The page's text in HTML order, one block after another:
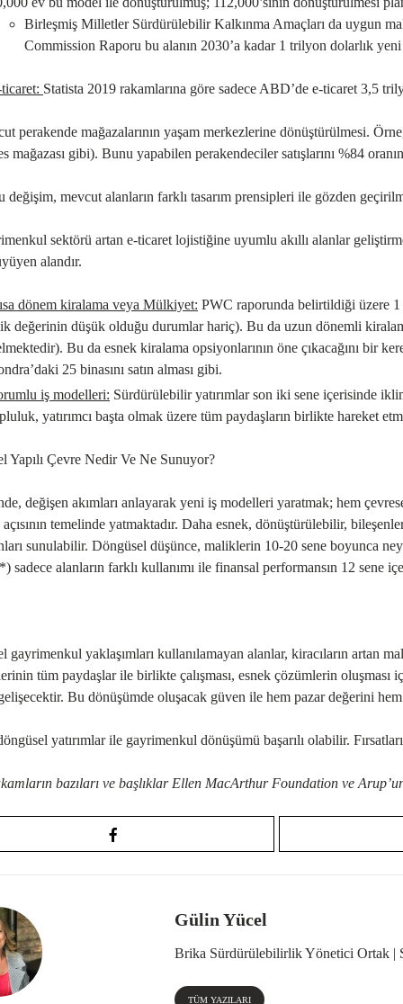
Birleşmiş Milletler Sürdürülebilir Kalkınma Amaçları da uygun
Commission Raporu bu alanın 2030’a kadar 1 trilyon dolarlık
: Statista 2019 rakamlarına göre sadece ABD’de e-ticaret 3,5
perakende mağazalarının yaşam merkezlerine dönüştürülmesi.
mağazası gibi). Bunu yapabilen perakendeciler satışlarını %84
değişim, mevcut alanların farklı tasarım prensipleri ile gözden
sektörü artan e-ticaret lojistiğine uyumlu akıllı alanlar
alandır.
dönem kiralama veya Mülkiyet: PWC raporunda belirtildiği üzere 1
değerinin düşük olduğu durumlar hariç). Bu da uzun dönemli
Bu da esnek kiralama opsiyonlarının öne çıkacağını bir
25 binasını satın alması gibi.
iş modelleri: Sürdürülebilir yatırımlar son iki sene içerisinde
yatırımcı başta olmak üzere tüm paydaşların birlikte hareket
Yapılı Çevre Nedir Ve Ne Sunuyor?
değişen akımları anlayarak yeni iş modelleri yaratmak; hem
açısının temelinde yatmaktadır. Daha esnek, dönüştürülebilir,
sunulabilir. Döngüsel düşünce, maliklerin 10-20 sene boyunca
sadece alanların farklı kullanımı ile finansal performansın 12 sene
gayrimenkul yaklaşımları kullanılamayan alanlar, kiracıların artan
tüm paydaşlar ile birlikte çalışması, esnek çözümlerin
Bu dönüşümde oluşacak güven ile hem pazar değerini
yatırımlar ile gayrimenkul dönüşümü başarılı olabilir.
bazıları ve başlıklar Ellen MacArthur Foundation ve
Gülin Yücel
Brika Sürdürülebilirlik Yönetici Ortak |
TÜM YAZILARI